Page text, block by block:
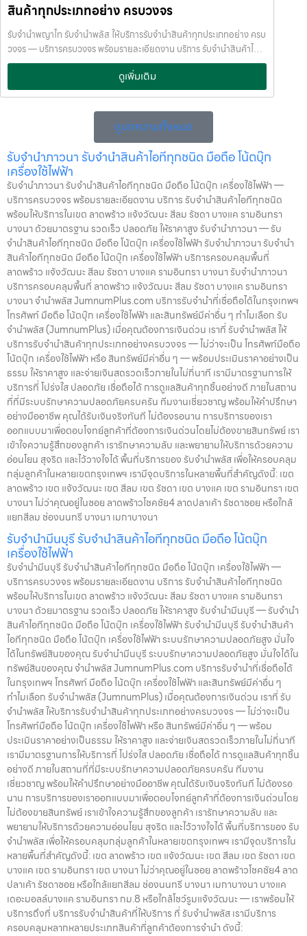
กำหนด ติดต่อเราได้ทันทีหากมีปัญหา ลิงก์ที่เกี่ยวข้อง รับจำนำจุฬาลงกรณ์
มหาวิทยาลัย รับจำนำจุฬาลงกรณ์มหาวิทยาลัย
เงินด่วนโดยไม่ต้องขายสินทรัพย์ เราเข้าใจความรู้สึกของลูกค้า เรารักษา
ความลับ และพยายามให้บริการด้วยความอ่อนโยน สุจริต และไว้วางใจได้
พื้นที่บริการของ รับจำนำพลัส เพื่อให้ครอบคลุมกลุ่มลูกค้าในหลายเขต
กรุงเทพฯ เรามีจุดบริการในหลายพื้นที่สำคัญดังนี้: เขต ลาดพร้าว เขต
แจ้งวัฒนะ เขต สีลม เขต รัชดา เขต บางแค เขต รามอินทรา เขต บางนา ไม่ว่า
คุณอยู่ในซอย ลาดพร้าวโชคชัย4 ลาดปลาเค้า รัชดาซอย หรือใกล้แยกสีลม
ช่องนนทรี บางนา เมกาบางนา บางแค เดอะมอลล์บางแค รามอินทรา กม.8
หรือใกล้โชว์รูมแจ้งวัฒนะ — เราพร้อมให้บริการถึงที่ บริการรับจำนำสินค้าที่
ให้บริการ ที่ รับจำนำพลัส เรามีบริการครอบคลุมหลากหลายประเภทสินค้าที่
ลูกค้าต้องการจำนำ ดังนี้: รับจำนำ โทรศัพท์มือถือ / สมาร์ตโฟน (iPhone,
Samsung, Huawei, Oppo ฯลฯ) รับจำนำ โน้ตบุ๊ก / คอมพิวเตอร์ /
แล็ปท็อป รับจำนำ แท็บเล็ต / iPad รับจำนำ เครื่องใช้ไฟฟ้าเล็ก / เครื่องใช้
ไฟฟ้าภายในบ้าน รับจำนำ กล้องถ่ายรูป / กล้องดิจิตอล / อุปกรณ์ถ่ายภาพ
รับจำนำ ของสะสม / ของมีค่าอื่น ๆ บริการแต่ละประเภท ประเมินราคาตาม
สภาพสินค้า รุ่น ยี่ห้อ อายุการใช้งาน เราให้ราคาสูง พร้อมจ่ายเงินสดทันใจ
ความปลอดภัย และการดูแล ระบบกล้องวงจรปิด CCTV ทุกมุม ห้องนิรภัย
/ ตู้นิรภัย พนักงานผ่านการฝึกอบรม ประกันความเสียหาย / ความสูญหาย
บันทึกข้อมูลลูกค้าเป็นความลับ คำแนะนำสำหรับผู้ใช้บริการ เก็บสลิป /
เอกสารสัญญาอย่างดี อย่าเสียบแบตเตอรี่นานนับเดือน ไถ่ถอนก่อนหมด
กำหนด ติดต่อเราได้ทันทีหากมีปัญหา ลิงก์ที่เกี่ยวข้อง รับจำนำราชเทวี รับ
จำนำราชเทวี
สินค้าทุกประเภทอย่าง ครบวงจร
รับจำนำพญาไท รับจำนำพลัส ให้บริการรับจำนำสินค้าทุกประเภทอย่าง ครบ
วงจร — บริการครบวงจร พร้อมรายละเอียดงาน บริการ รับจำนำสินค้าไอที
ทุกชนิด พร้อมให้บริการในเขต ลาดพร้าว แจ้งวัฒนะ สีลม รัชดา บางแค
รามอินทรา บางนา ด้วยมาตรฐาน รวดเร็ว ปลอดภัย ให้ราคาสูง รับจำนำ
พญาไท — รับจำนำพลัส ให้บริการรับจำนำสินค้าทุกประเภทอย่าง ครบ
อย่าง ครบวงจร รับจำนำพลัส เงินด่วนทันใจ ของมีค่าปลอดภัย ให้ราคาสูง
พร้อมบริการถึงที่ รับจำนำพญาไท รับจำนำพลัส เงินด่วนทันใจ ของมีค่า
ปลอดภัย ให้ราคาสูง พร้อมบริการถึงที่ จำนำพลัส JumnumPlus.com
บริการรับจำนำที่เชื่อถือได้ในกรุงเทพฯ โทรศัพท์ มือถือ โน้ตบุ๊ก เครื่องใช้
ไฟฟ้า และสินทรัพย์มีค่าอื่น ๆ ทำไมเลือก รับจำนำพลัส (JumnumPlus)
เมื่อคุณต้องการเงินด่วน เราที่ รับจำนำพลัส ให้บริการรับจำนำสินค้าทุก
ประเภทอย่างครบวงจร — ไม่ว่าจะเป็น โทรศัพท์มือถือ โน้ตบุ๊ก เครื่องใช้
ไฟฟ้า หรือ สินทรัพย์มีค่าอื่น ๆ — พร้อมประเมินราคาอย่างเป็นธรรม ให้
ราคาสูง และจ่ายเงินสดรวดเร็วภายในไม่กี่นาที เรามีมาตรฐานการให้บริการ
ที่ โปร่งใส ปลอดภัย เชื่อถือได้ การดูแลสินค้าทุกชิ้นอย่างดี ภายในสถานที่ที่
มีระบบรักษาความปลอดภัยครบครัน ทีมงานเชี่ยวชาญ พร้อมให้คำปรึกษา
อย่างมืออาชีพ คุณได้รับเงินจริงทันที ไม่ต้องรอนาน การบริการของเรา
ออกแบบมาเพื่อตอบโจทย์ลูกค้าที่ต้องการเงินด่วนโดยไม่ต้องขายสินทรัพย์
เราเข้าใจความรู้สึกของลูกค้า เรารักษาความลับ และพยายามให้บริการด้วย
ความอ่อนโยน สุจริต และไว้วางใจได้ พื้นที่บริการของ รับจำนำพลัส เพื่อให้
ครอบคลุมกลุ่มลูกค้าในหลายเขตกรุงเทพฯ เรามีจุดบริการในหลายพื้นที่
สำคัญดังนี้: เขต ลาดพร้าว เขต แจ้งวัฒนะ เขต สีลม เขต รัชดา เขต บางแค
เขต รามอินทรา เขต บางนา ไม่ว่าคุณอยู่ในซอย ลาดพร้าวโชคชัย4 ลาด
ปลาเค้า รัชดาซอย หรือใกล้แยกสีลม ช่องนนทรี บางนา เมกาบางนา บางแค
เดอะมอลล์บางแค รามอินทรา กม.8 หรือใกล้โชว์รูมแจ้งวัฒนะ — เราพร้อม
ให้บริการถึงที่ บริการรับจำนำสินค้าที่ให้บริการ ที่ รับจำนำพลัส เรามีบริการ
ครอบคลุมหลากหลายประเภทสินค้าที่ลูกค้าต้องการจำนำ ดังนี้: รับจำนำ
โทรศัพท์มือถือ / สมาร์ตโฟน (iPhone, Samsung, Huawei, Oppo
ฯลฯ) รับจำนำ โน้ตบุ๊ก / คอมพิวเตอร์ / แล็ปท็อป รับจำนำ แท็บเล็ต / iPad
รับจำนำ เครื่องใช้ไฟฟ้าเล็ก / เครื่องใช้ไฟฟ้าภายในบ้าน รับจำนำ กล้องถ่าย
รูป / กล้องดิจิตอล / อุปกรณ์ถ่ายภาพ รับจำนำ ของสะสม / ของมีค่าอื่น ๆ
บริการแต่ละประเภท ประเมินราคาตามสภาพสินค้า รุ่น ยี่ห้อ อายุการใช้งาน
เราให้ราคาสูง พร้อมจ่ายเงินสดทันใจ ความปลอดภัย และการดูแล ระบบ
กล้องวงจรปิด CCTV ทุกมุม ห้องนิรภัย / ตู้นิรภัย พนักงานผ่านการฝึก
อบรม ประกันความเสียหาย / ความสูญหาย บันทึกข้อมูลลูกค้าเป็นความ
ลับ คำแนะนำสำหรับผู้ใช้บริการ เก็บสลิป / เอกสารสัญญาอย่างดี อย่าเสียบ
แบตเตอรี่นานนับเดือน ไถ่ถอนก่อนหมดกำหนด ติดต่อเราได้ทันทีหากมี
ปัญหา ลิงก์ที่เกี่ยวข้อง รับจำนำพญาไท รับจำนำพญาไท
ดูเพิ่มเติม
ดูบทความทั้งหมด
รับจำนำภาวนา รับจำนำสินค้าไอทีทุกชนิด มือถือ โน้ตบุ๊ก
เครื่องใช้ไฟฟ้า
รับจำนำภาวนา รับจำนำสินค้าไอทีทุกชนิด มือถือ โน้ตบุ๊ก เครื่องใช้ไฟฟ้า —
บริการครบวงจร พร้อมรายละเอียดงาน บริการ รับจำนำสินค้าไอทีทุกชนิด
พร้อมให้บริการในเขต ลาดพร้าว แจ้งวัฒนะ สีลม รัชดา บางแค รามอินทรา
บางนา ด้วยมาตรฐาน รวดเร็ว ปลอดภัย ให้ราคาสูง รับจำนำภาวนา — รับ
จำนำสินค้าไอทีทุกชนิด มือถือ โน้ตบุ๊ก เครื่องใช้ไฟฟ้า รับจำนำภาวนา รับจำนำ
สินค้าไอทีทุกชนิด มือถือ โน้ตบุ๊ก เครื่องใช้ไฟฟ้า บริการครอบคลุมพื้นที่
ลาดพร้าว แจ้งวัฒนะ สีลม รัชดา บางแค รามอินทรา บางนา รับจำนำภาวนา
บริการครอบคลุมพื้นที่ ลาดพร้าว แจ้งวัฒนะ สีลม รัชดา บางแค รามอินทรา
บางนา จำนำพลัส JumnumPlus.com บริการรับจำนำที่เชื่อถือได้ในกรุงเทพฯ
โทรศัพท์ มือถือ โน้ตบุ๊ก เครื่องใช้ไฟฟ้า และสินทรัพย์มีค่าอื่น ๆ ทำไมเลือก รับ
จำนำพลัส (JumnumPlus) เมื่อคุณต้องการเงินด่วน เราที่ รับจำนำพลัส ให้
บริการรับจำนำสินค้าทุกประเภทอย่างครบวงจร — ไม่ว่าจะเป็น โทรศัพท์มือถือ
โน้ตบุ๊ก เครื่องใช้ไฟฟ้า หรือ สินทรัพย์มีค่าอื่น ๆ — พร้อมประเมินราคาอย่างเป็น
ธรรม ให้ราคาสูง และจ่ายเงินสดรวดเร็วภายในไม่กี่นาที เรามีมาตรฐานการให้
บริการที่ โปร่งใส ปลอดภัย เชื่อถือได้ การดูแลสินค้าทุกชิ้นอย่างดี ภายในสถาน
ที่ที่มีระบบรักษาความปลอดภัยครบครัน ทีมงานเชี่ยวชาญ พร้อมให้คำปรึกษา
อย่างมืออาชีพ คุณได้รับเงินจริงทันที ไม่ต้องรอนาน การบริการของเรา
ออกแบบมาเพื่อตอบโจทย์ลูกค้าที่ต้องการเงินด่วนโดยไม่ต้องขายสินทรัพย์ เรา
เข้าใจความรู้สึกของลูกค้า เรารักษาความลับ และพยายามให้บริการด้วยความ
อ่อนโยน สุจริต และไว้วางใจได้ พื้นที่บริการของ รับจำนำพลัส เพื่อให้ครอบคลุม
กลุ่มลูกค้าในหลายเขตกรุงเทพฯ เรามีจุดบริการในหลายพื้นที่สำคัญดังนี้: เขต
ลาดพร้าว เขต แจ้งวัฒนะ เขต สีลม เขต รัชดา เขต บางแค เขต รามอินทรา เขต
บางนา ไม่ว่าคุณอยู่ในซอย ลาดพร้าวโชคชัย4 ลาดปลาเค้า รัชดาซอย หรือใกล้
แยกสีลม ช่องนนทรี บางนา เมกาบางนา
รับจำนำมีนบุรี รับจำนำสินค้าไอทีทุกชนิด มือถือ โน้ตบุ๊ก
เครื่องใช้ไฟฟ้า
รับจำนำมีนบุรี รับจำนำสินค้าไอทีทุกชนิด มือถือ โน้ตบุ๊ก เครื่องใช้ไฟฟ้า —
บริการครบวงจร พร้อมรายละเอียดงาน บริการ รับจำนำสินค้าไอทีทุกชนิด
พร้อมให้บริการในเขต ลาดพร้าว แจ้งวัฒนะ สีลม รัชดา บางแค รามอินทรา
บางนา ด้วยมาตรฐาน รวดเร็ว ปลอดภัย ให้ราคาสูง รับจำนำมีนบุรี — รับจำนำ
สินค้าไอทีทุกชนิด มือถือ โน้ตบุ๊ก เครื่องใช้ไฟฟ้า รับจำนำมีนบุรี รับจำนำสินค้า
ไอทีทุกชนิด มือถือ โน้ตบุ๊ก เครื่องใช้ไฟฟ้า ระบบรักษาความปลอดภัยสูง มั่นใจ
ได้ในทรัพย์สินของคุณ รับจำนำมีนบุรี ระบบรักษาความปลอดภัยสูง มั่นใจได้ใน
ทรัพย์สินของคุณ จำนำพลัส JumnumPlus.com บริการรับจำนำที่เชื่อถือได้
ในกรุงเทพฯ โทรศัพท์ มือถือ โน้ตบุ๊ก เครื่องใช้ไฟฟ้า และสินทรัพย์มีค่าอื่น ๆ
ทำไมเลือก รับจำนำพลัส (JumnumPlus) เมื่อคุณต้องการเงินด่วน เราที่ รับ
จำนำพลัส ให้บริการรับจำนำสินค้าทุกประเภทอย่างครบวงจร — ไม่ว่าจะเป็น
โทรศัพท์มือถือ โน้ตบุ๊ก เครื่องใช้ไฟฟ้า หรือ สินทรัพย์มีค่าอื่น ๆ — พร้อม
ประเมินราคาอย่างเป็นธรรม ให้ราคาสูง และจ่ายเงินสดรวดเร็วภายในไม่กี่นาที
เรามีมาตรฐานการให้บริการที่ โปร่งใส ปลอดภัย เชื่อถือได้ การดูแลสินค้าทุกชิ้น
อย่างดี ภายในสถานที่ที่มีระบบรักษาความปลอดภัยครบครัน ทีมงาน
เชี่ยวชาญ พร้อมให้คำปรึกษาอย่างมืออาชีพ คุณได้รับเงินจริงทันที ไม่ต้องรอ
นาน การบริการของเราออกแบบมาเพื่อตอบโจทย์ลูกค้าที่ต้องการเงินด่วนโดย
ไม่ต้องขายสินทรัพย์ เราเข้าใจความรู้สึกของลูกค้า เรารักษาความลับ และ
พยายามให้บริการด้วยความอ่อนโยน สุจริต และไว้วางใจได้ พื้นที่บริการของ รับ
จำนำพลัส เพื่อให้ครอบคลุมกลุ่มลูกค้าในหลายเขตกรุงเทพฯ เรามีจุดบริการใน
หลายพื้นที่สำคัญดังนี้: เขต ลาดพร้าว เขต แจ้งวัฒนะ เขต สีลม เขต รัชดา เขต
บางแค เขต รามอินทรา เขต บางนา ไม่ว่าคุณอยู่ในซอย ลาดพร้าวโชคชัย4 ลาด
ปลาเค้า รัชดาซอย หรือใกล้แยกสีลม ช่องนนทรี บางนา เมกาบางนา บางแค
เดอะมอลล์บางแค รามอินทรา กม.8 หรือใกล้โชว์รูมแจ้งวัฒนะ — เราพร้อมให้
บริการถึงที่ บริการรับจำนำสินค้าที่ให้บริการ ที่ รับจำนำพลัส เรามีบริการ
ครอบคลุมหลากหลายประเภทสินค้าที่ลูกค้าต้องการจำนำ ดังนี้: